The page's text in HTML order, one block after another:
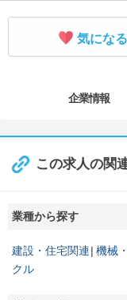
気になる
企業情報
この求人の関
業種から探す
建設・住宅関連 機械
クル